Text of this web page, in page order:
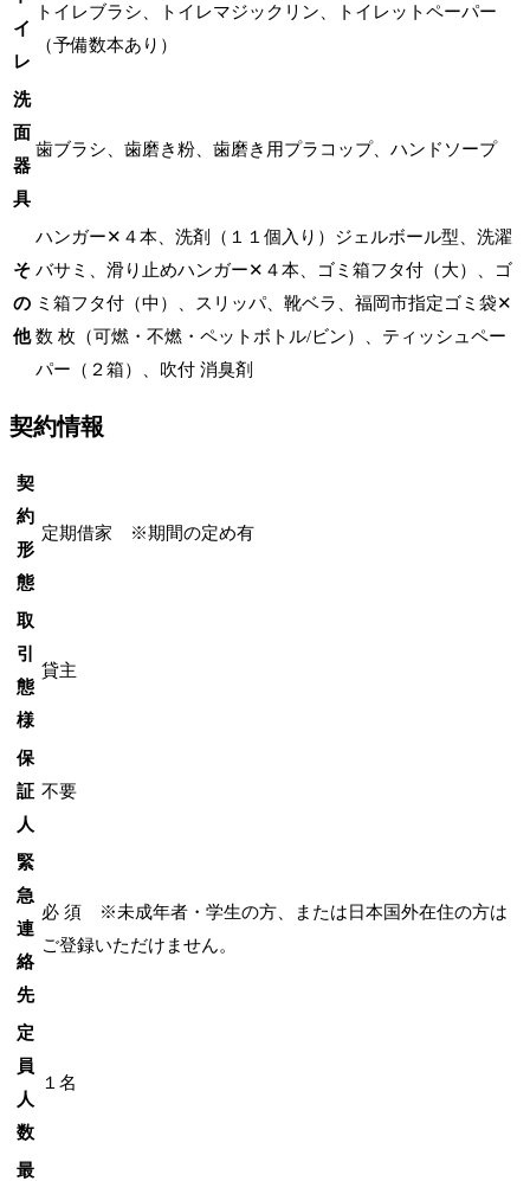
イ
レ
トイレブラシ、トイレマジックリン、トイレットペーパー
（予備数本あり）
洗
面
器
具
歯ブラシ、歯磨き粉、歯磨き用プラコップ、ハンドソープ
そ
の
他
ハンガー✕４本、洗剤（１１個入り）ジェルボール型、洗濯
バサミ、滑り止めハンガー✕４本、ゴミ箱フタ付（大）、ゴ
ミ箱フタ付（中）、スリッパ、靴ベラ、福岡市指定ゴミ袋✕
数 枚（可燃・不燃・ペットボトル/ビン）、ティッシュペー
パー（２箱）、吹付 消臭剤
契約情報
契
約
形
態
定期借家 ※期間の定め有
取
引
態
様
貸主
保
証
人
不要
緊
急
連
絡
先
必 須 ※未成年者・学生の方、または日本国外在住の方は
ご登録いただけません。
定
員
人
数
１名
最